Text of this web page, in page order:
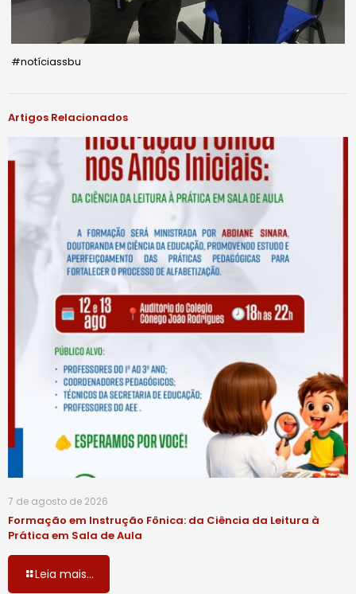
#notíciassbu
Artigos Relacionados
7 de agosto de 2026
Formação em Instrução Fônica: da Ciência da Leitura à
Prática em Sala de Aula
Leia mais...